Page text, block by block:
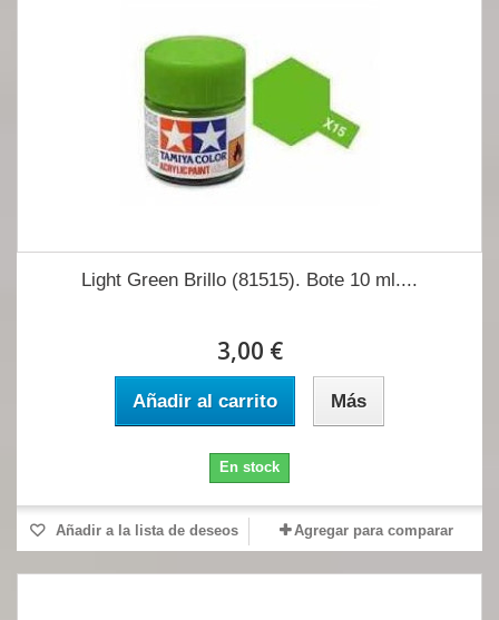
Light Green Brillo (81515). Bote 10 ml....
3,00 €
Añadir al carrito Más
En stock
Añadir a la lista de deseos Agregar para comparar